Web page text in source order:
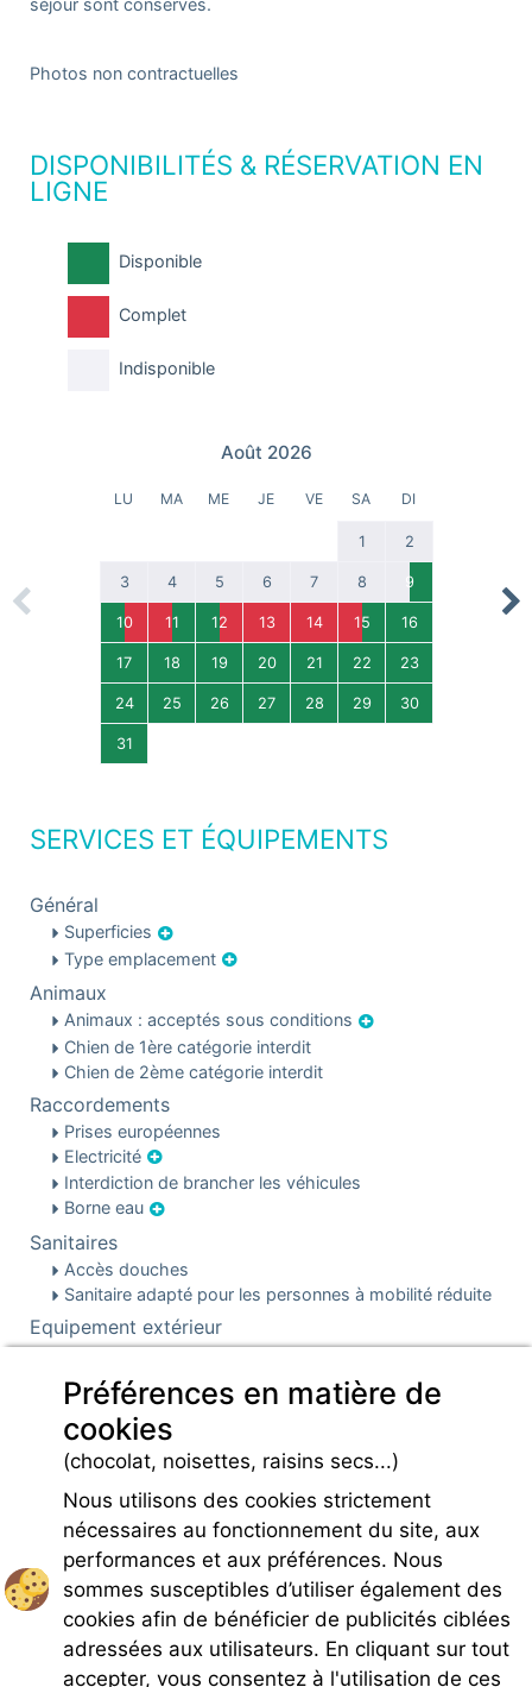
séjour sont conservés.
Photos non contractuelles
DISPONIBILITÉS & RÉSERVATION EN
LIGNE
Disponible
Complet
Indisponible
Previous
Août 2026
LU MA ME JE VE SA DI
1 2
3 4 5 6 7 8 9
10 11 12 13 14 15 16
17 18 19 20 21 22 23
24 25 26 27 28 29 30
31
SERVICES ET ÉQUIPEMENTS
Général
Superficies
Type emplacement
Animaux
Animaux : acceptés sous conditions
Chien de 1ère catégorie interdit
Chien de 2ème catégorie interdit
Raccordements
Prises européennes
Electricité
Interdiction de brancher les véhicules
Borne eau
Sanitaires
Accès douches
Sanitaire adapté pour les personnes à mobilité réduite
Equipement extérieur
Barbecue
Parking
Parking
Infos pré et post réservation
Charges
Rejoignez-nous
Préférences en matière de
cookies
(chocolat, noisettes, raisins secs...)
Nous utilisons des cookies strictement
nécessaires au fonctionnement du site, aux
performances et aux préférences. Nous
sommes susceptibles d’utiliser également des
cookies afin de bénéficier de publicités ciblées
adressées aux utilisateurs. En cliquant sur tout
accepter, vous consentez à l'utilisation de ces